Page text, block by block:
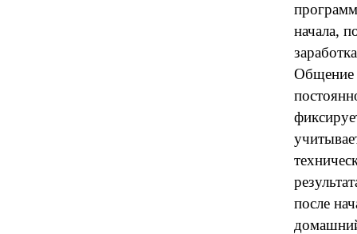
начала,
Общение
после